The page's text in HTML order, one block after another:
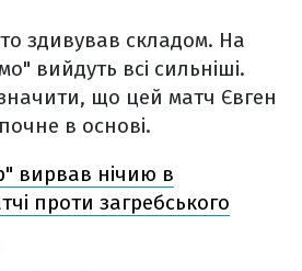
здивував складом. На
вийдуть всі сильніші.
що цей матч Євген
в основі.
вирвав нічию в
проти загребського